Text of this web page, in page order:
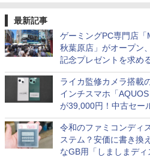
最新記事
ゲーミングPC専門店「
秋葉原店」がオープン
記念プレゼントを求め
ザーが押し寄せ長蛇の
ライカ監修カメラ搭載
インチスマホ「AQUOS
が39,000円！中古セー
令和のファミコンディ
ステム？安価に書き換
なGB用「しましまディ